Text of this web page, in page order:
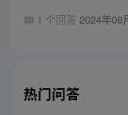
1 个回答 2024年08
热门问答